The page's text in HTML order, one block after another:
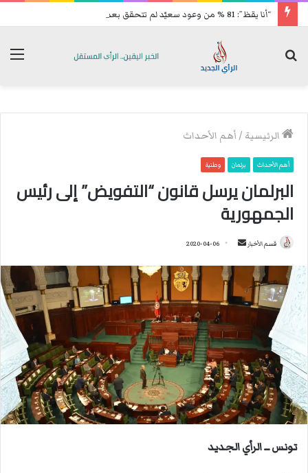
“أنا يقظ”: 81 % من وعود سعيّد لم تتحقق بعد 7 سنوات من حكمه
الرئيسية /أهم الأحداث
أهم الأحداث برلمان وطنية
البرلمان يرسل قانون “التفويض” إلى رئيس
الجمهورية
قسم الأخبار
س
ب
ر
ي
ا
إ
ل
ك
ت
2020-04-06
تونس ــ الرأي الجديد